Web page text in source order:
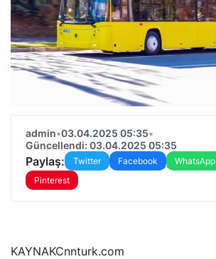
admin•03.04.2025 05:35•
Güncellendi: 03.04.2025 05:35
Paylaş: Twitter Facebook WhatsApp
Pinterest
KAYNAKCnnturk.com